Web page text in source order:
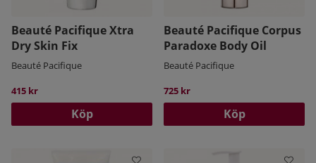
Beauté Pacifique Xtra
Dry Skin Fix
Beauté Pacifique
415 kr
Köp
Beauté Pacifique Corpus
Paradoxe Body Oil
Beauté Pacifique
725 kr
Köp